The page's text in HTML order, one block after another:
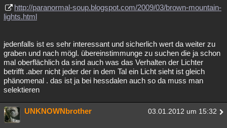
http://paranormal-soup.blogspot.com/2009/03/brown-mountain-
lights.html
jedenfalls ist es sehr interessant und sicherlich wert da weiter zu
graben und nach mögl. übereinstimmunge zu suchen die ja schon
mal oberflächlich da sind auch was das Verhalten der Lichter
betrifft .aber nicht jeder der in dem Tal ein Licht sieht ist gleich
phänomenal . das ist ja bei hessdalen auch so da muss man
selektieren
UNKNOWNbrother 03.01.2012 um 15:32